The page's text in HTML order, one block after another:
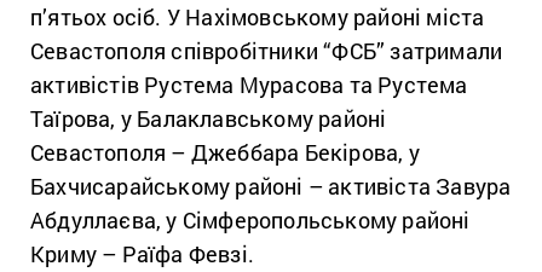
п’ятьох осіб. У Нахімовському районі міста
Севастополя співробітники “ФСБ” затримали
активістів Рустема Мурасова та Рустема
Таїрова, у Балаклавському районі
Севастополя – Джеббара Бекірова, у
Бахчисарайському районі – активіста Завура
Абдуллаєва, у Сімферопольському районі
Криму – Раїфа Февзі.